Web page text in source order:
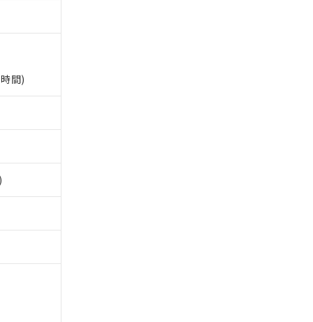
間)
」に記載されて
はありません。
品に未対応品が
年1月12日よ